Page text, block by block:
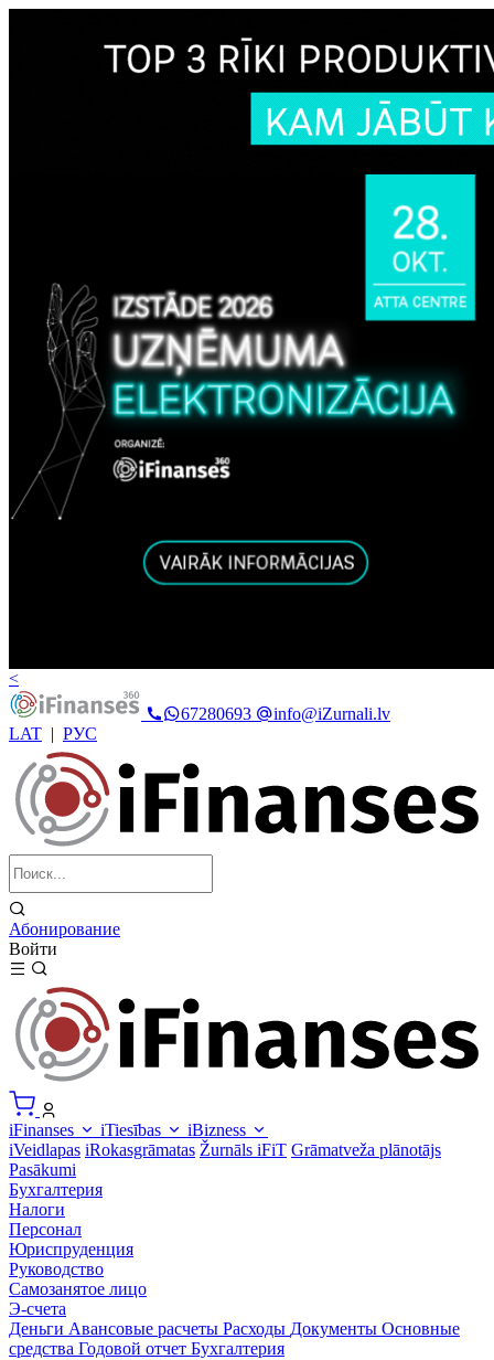
<
67280693
info@iZurnali.lv
LAT | РУС
Абонирование
Войти
iFinanses iTiesības
iBizness
iVeidlapas iRokasgrāmatas Žurnāls iFiT Grāmatveža plānotājs
Pasākumi
Бухгалтерия
Налоги
Персонал
Юриспруденция
Руководство
Самозанятое лицо
Э-счета
Деньги Авансовые расчеты Расходы Документы Основные
средства Годовой отчет Бухгалтерия